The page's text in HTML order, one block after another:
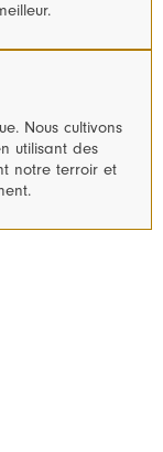
Nous cultivons
utilisant des
notre terroir et